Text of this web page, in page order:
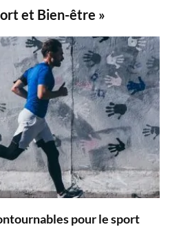
et Bien-être »
pour le sport